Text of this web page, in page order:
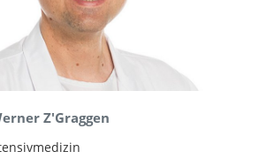
Z'Graggen